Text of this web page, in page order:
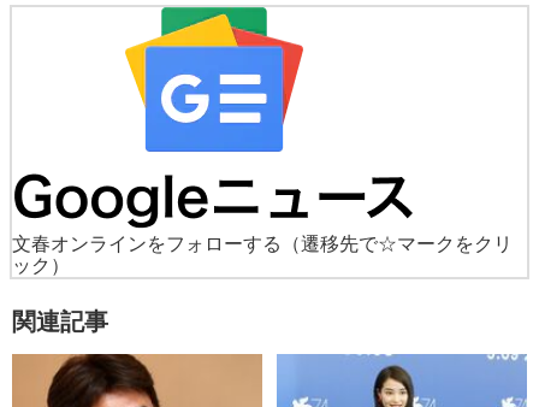
文春オンラインをフォローする
（遷移先で☆マークをクリ
ック）
関連記事